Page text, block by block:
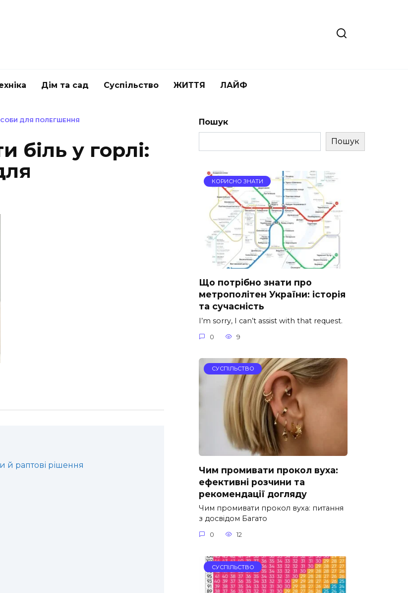
Дім та сад Суспільство ЖИТТЯ ЛАЙФ
ДЛЯ ПОЛЕГШЕННЯ
біль у горлі:
й раптові рішення
Пошук
Пошук
КОРИСНО ЗНАТИ
Що потрібно знати про
метрополітен України: історія
та сучасність
I’m sorry, I can’t assist with that request.
0 9
СУСПІЛЬСТВО
Чим промивати прокол вуха:
ефективні розчини та
рекомендації догляду
Чим промивати прокол вуха: питання
з досвідом Багато
0 12
СУСПІЛЬСТВО